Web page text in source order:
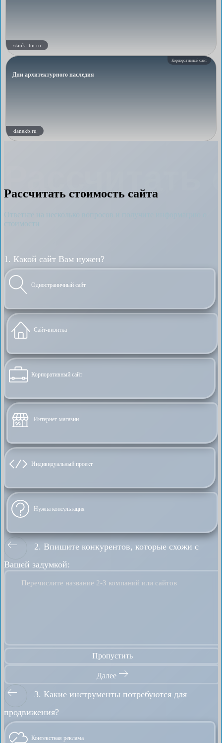
stanki-tm.ru
Корпоративный сайт
Дни архитектурного наследия
danekb.ru
Рассчитать
Рассчитать стоимость сайта
Ответьте на несколько вопросов и получите информацию о
стоимости
1. Какой сайт Вам нужен?
Одностраничный сайт
Сайт-визитка
Корпоративный сайт
Интернет-магазин
Индивидуальный проект
Нужна консультация
2. Впишите конкурентов, которые схожи с
Вашей задумкой:
Перечислите название 2-3 компаний или сайтов
Пропустить
Далее
3. Какие инструменты потребуются для
продвижения?
Контекстная реклама